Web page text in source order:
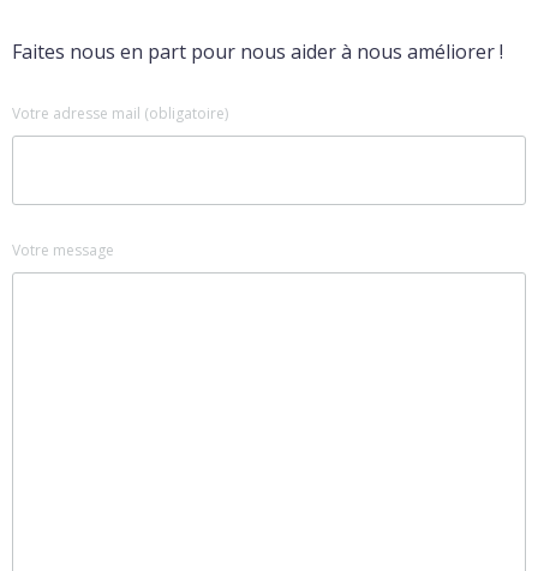
Faites nous en part pour nous aider à nous améliorer !
Votre adresse mail (obligatoire)
Votre message